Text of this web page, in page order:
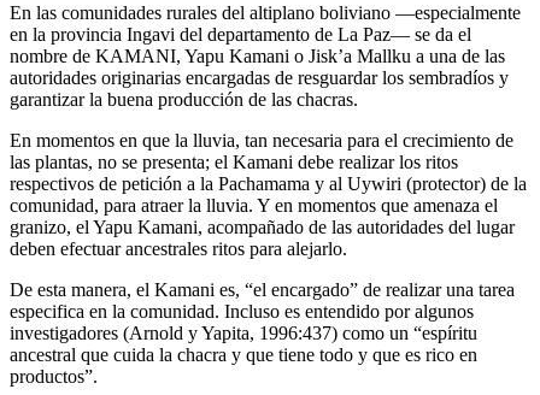
En las comunidades rurales del altiplano boliviano —especialmente
en la provincia Ingavi del departamento de La Paz— se da el
nombre de KAMANI, Yapu Kamani o Jisk’a Mallku a una de las
autoridades originarias encargadas de resguardar los sembradíos y
garantizar la buena producción de las chacras.
En momentos en que la lluvia, tan necesaria para el crecimiento de
las plantas, no se presenta; el Kamani debe realizar los ritos
respectivos de petición a la Pachamama y al Uywiri (protector) de la
comunidad, para atraer la lluvia. Y en momentos que amenaza el
granizo, el Yapu Kamani, acompañado de las autoridades del lugar
deben efectuar ancestrales ritos para alejarlo.
De esta manera, el Kamani es, “el encargado” de realizar una tarea
especifica en la comunidad. Incluso es entendido por algunos
investigadores (Arnold y Yapita, 1996:437) como un “espíritu
ancestral que cuida la chacra y que tiene todo y que es rico en
productos”.